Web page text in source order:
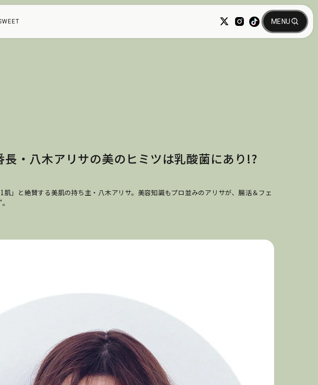
・八木アリサの美のヒミツは乳酸菌にあり!?
」と絶賛する美肌の持ち主・八木アリサ。美容知識もプロ並みのアリサが、腸活＆フェ